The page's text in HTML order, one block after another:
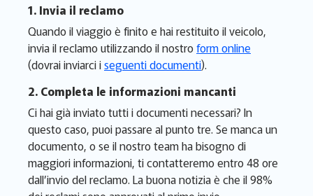
1. Invia il reclamo
Quando il viaggio è finito e hai restituito il veicolo,
invia il reclamo utilizzando il nostroform online
(dovrai inviarci iseguenti documenti).
2. Completa le informazioni mancanti
Ci hai già inviato tutti i documenti necessari? In
questo caso, puoi passare al punto tre. Se manca un
documento, o se il nostro team ha bisogno di
maggiori informazioni, ti contatteremo entro 48 ore
dall’invio del reclamo. La buona notizia è che il 98%